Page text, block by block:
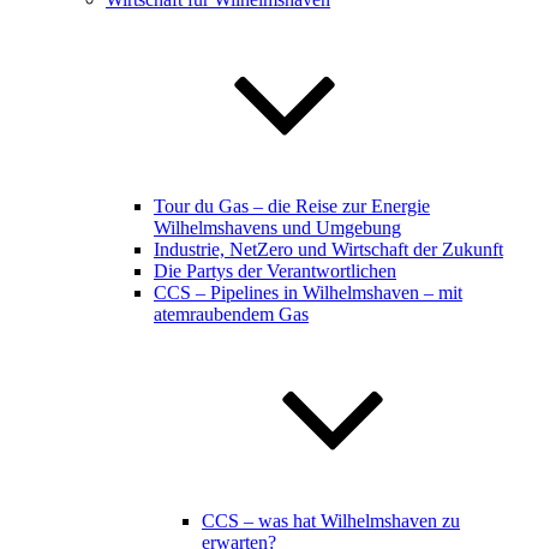
Tour du Gas – die Reise zur Energie
Wilhelmshavens und Umgebung
Industrie, NetZero und Wirtschaft der Zukunft
Die Partys der Verantwortlichen
CCS – Pipelines in Wilhelmshaven – mit
atemraubendem Gas
CCS – was hat Wilhelmshaven zu
erwarten?